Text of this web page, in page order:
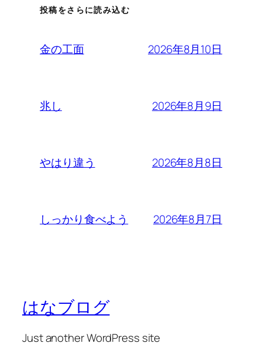
投稿をさらに読み込む
金の工面 2026年8月10日
兆し 2026年8月9日
やはり違う 2026年8月8日
しっかり食べよう 2026年8月7日
はなブログ
Just another WordPress site